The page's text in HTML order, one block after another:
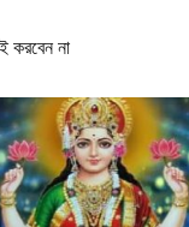
করবেন না